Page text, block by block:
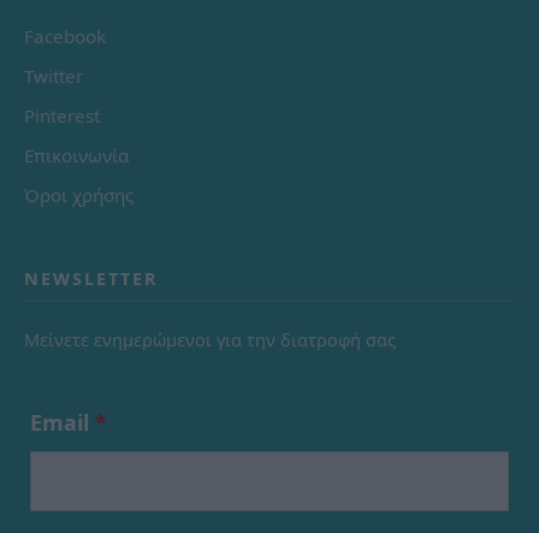
Facebook
Twitter
Pinterest
Επικοινωνία
Όροι χρήσης
NEWSLETTER
Μείνετε ενημερώμενοι για την διατροφή σας
Email *